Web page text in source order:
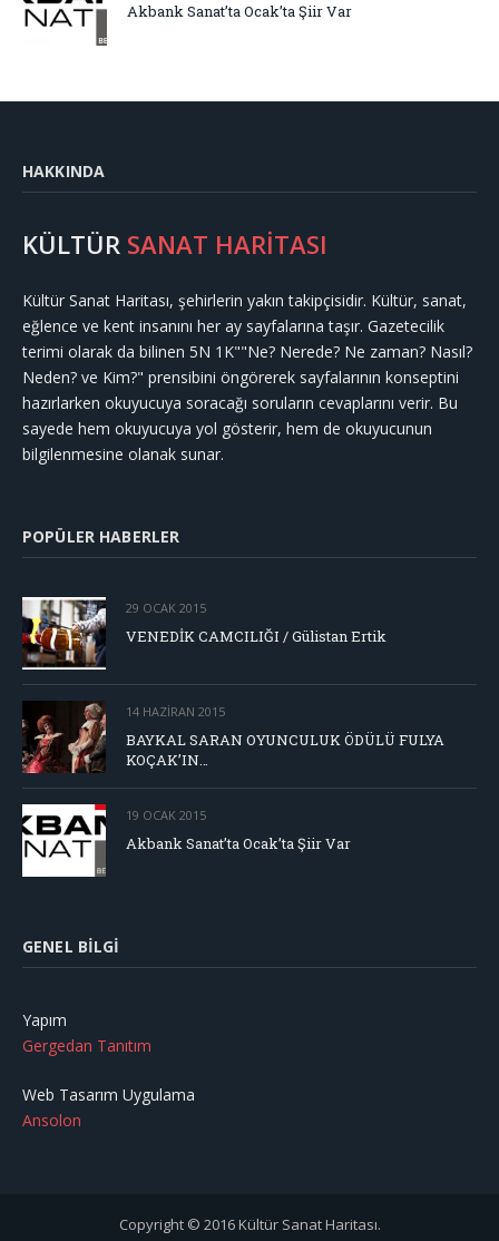
Akbank Sanat’ta Ocak’ta Şiir Var
HAKKINDA
KÜLTÜR SANAT HARİTASI
Kültür Sanat Haritası, şehirlerin yakın takipçisidir. Kültür, sanat,
eğlence ve kent insanını her ay sayfalarına taşır. Gazetecilik
terimi olarak da bilinen 5N 1K""Ne? Nerede? Ne zaman? Nasıl?
Neden? ve Kim?" prensibini öngörerek sayfalarının konseptini
hazırlarken okuyucuya soracağı soruların cevaplarını verir. Bu
sayede hem okuyucuya yol gösterir, hem de okuyucunun
bilgilenmesine olanak sunar.
POPÜLER HABERLER
29 OCAK 2015
VENEDİK CAMCILIĞI / Gülistan Ertik
14 HAZIRAN 2015
BAYKAL SARAN OYUNCULUK ÖDÜLÜ FULYA
KOÇAK’IN…
19 OCAK 2015
Akbank Sanat’ta Ocak’ta Şiir Var
GENEL BILGI
Yapım
Gergedan Tanıtım
Web Tasarım Uygulama
Ansolon
Copyright © 2016 Kültür Sanat Haritası.